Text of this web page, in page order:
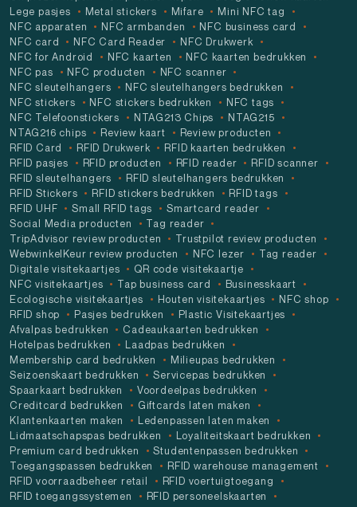
Lege pasjes
Metal stickers Mifare
Mini NFC tag
NFC apparaten
NFC armbanden
NFC business card
NFC card
NFC Card Reader
NFC Drukwerk
NFC for Android
NFC kaarten
NFC kaarten bedrukken
NFC pas
NFC producten
NFC scanner
NFC sleutelhangers
NFC sleutelhangers bedrukken
NFC stickers
NFC stickers bedrukken
NFC tags
NFC Telefoonstickers
NTAG213 Chips
NTAG215
NTAG216 chips
Review kaart
Review producten
RFID Card
RFID Drukwerk
RFID kaarten bedrukken
RFID pasjes
RFID producten RFID reader
RFID scanner
RFID sleutelhangers
RFID sleutelhangers bedrukken
RFID Stickers
RFID stickers bedrukken
RFID tags
RFID UHF
Small RFID tags
Smartcard reader
Social Media producten
Tag reader
TripAdvisor review producten
Trustpilot review producten
WebwinkelKeur review producten
NFC lezer
Tag reader
Digitale visitekaartjes
QR code visitekaartje
NFC visitekaartjes
Tap business card
Businesskaart
Ecologische visitekaartjes
Houten visitekaartjes
NFC shop
RFID shop
Pasjes bedrukken
Plastic Visitekaartjes
Afvalpas bedrukken
Cadeaukaarten bedrukken
Hotelpas bedrukken
Laadpas bedrukken
Membership card bedrukken
Milieupas bedrukken
Seizoenskaart bedrukken
Servicepas bedrukken
Spaarkaart bedrukken
Voordeelpas bedrukken
Creditcard bedrukken
Giftcards laten maken
Klantenkaarten maken
Ledenpassen laten maken
Lidmaatschapspas bedrukken
Loyaliteitskaart bedrukken
Premium card bedrukken
Studentenpassen bedrukken
Toegangspassen bedrukken
RFID warehouse management
RFID voorraadbeheer retail
RFID voertuigtoegang
RFID toegangssystemen
RFID personeelskaarten